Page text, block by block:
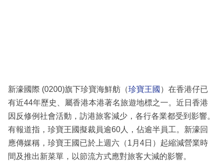
區
新濠國際 (0200)旗下珍寶海鮮舫（珍寶王國 ）在香港仔已
有近44年歷史、屬香港本港著名旅遊地標之一。近日香港
因反修例社會活動，訪港旅客減少，各行各業都受到影響。
有報道指，珍寶王國擬裁員逾60人，佔逾半員工。新濠回
應傳媒稱，珍寶王國已於上週六（1月4日）起縮減營業時
間及推出新菜單，以節流方式應對旅客大減的影響。